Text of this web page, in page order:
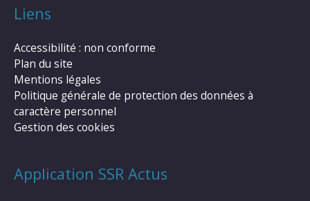
Liens
Accessibilité : non conforme
Plan du site
Mentions légales
Politique générale de protection des données à
caractère personnel
Gestion des cookies
Application SSR Actus